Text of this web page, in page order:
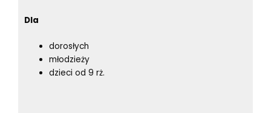
Dla
dorosłych
młodzieży
dzieci od 9 rż.